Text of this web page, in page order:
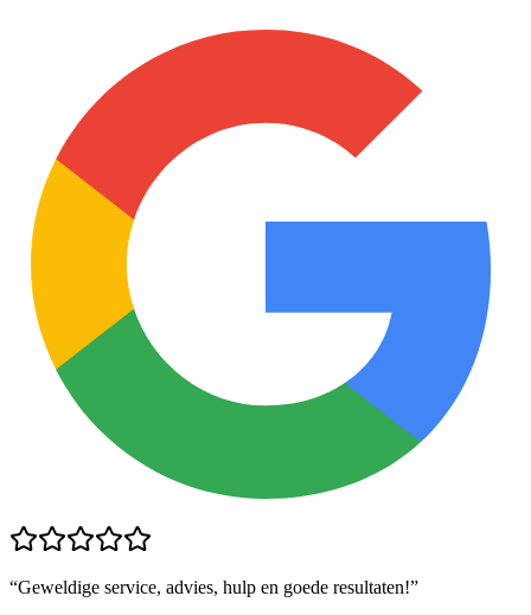
“Geweldige service, advies, hulp en goede resultaten!”